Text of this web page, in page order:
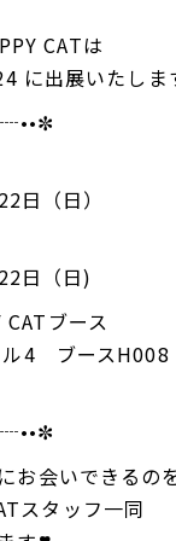
CATは
に出展いたしま
日（日）
日（日)
ブース
ル4 ブースH008
お会いできるの
スタッフ一同